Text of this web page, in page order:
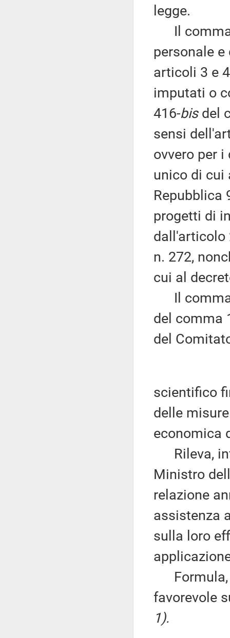
legge.
Il comma
personale
articoli 3 e
imputati o
416-bisdel
sensi
ovvero per
unico di cui
Repubblica
progetti di
dall'articolo
n. 272,
cui al
Il comma
del comma
del
scientifico
delle
economica
Rileva,
Ministro
relazione
assistenza
sulla loro
Formula,
favorevole
1).